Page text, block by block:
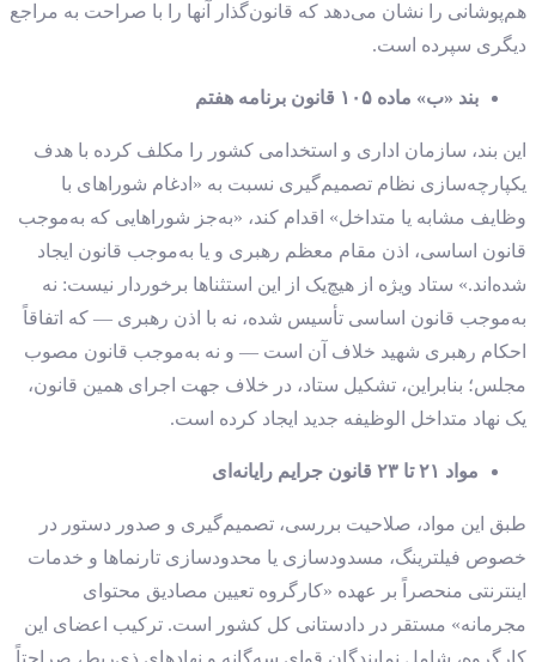
هم‌پوشانی را نشان می‌دهد که قانون‌گذار آنها را با صراحت به مراجع
دیگری سپرده است.
بند «ب» ماده ۱۰۵ قانون برنامه هفتم
این بند، سازمان اداری و استخدامی کشور را مکلف کرده با هدف
یکپارچه‌سازی نظام تصمیم‌گیری نسبت به «ادغام شوراهای با
وظایف مشابه یا متداخل» اقدام کند، «به‌جز شوراهایی که به‌موجب
قانون اساسی، اذن مقام معظم رهبری و یا به‌موجب قانون ایجاد
شده‌اند.» ستاد ویژه از هیچ‌یک از این استثناها برخوردار نیست: نه
به‌موجب قانون اساسی تأسیس شده، نه با اذن رهبری — که اتفاقاً
احکام رهبری شهید خلاف آن است — و نه به‌موجب قانون مصوب
مجلس؛ بنابراین، تشکیل ستاد، در خلاف جهت اجرای همین قانون،
یک نهاد متداخل‌ الوظیفه جدید ایجاد کرده است.
مواد ۲۱ تا ۲۳ قانون جرایم رایانه‌ای
طبق این مواد، صلاحیت بررسی، تصمیم‌گیری و صدور دستور در
خصوص فیلترینگ، مسدودسازی یا محدودسازی تارنماها و خدمات
اینترنتی منحصراً بر عهده «کارگروه تعیین مصادیق محتوای
مجرمانه» مستقر در دادستانی کل کشور است. ترکیب اعضای این